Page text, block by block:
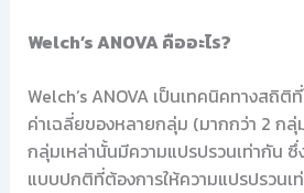
Welch’s ANOVA คืออะไร?
Welch’s ANOVA เป็นเทคนิคทางสถิติ
ค่าเฉลี่ยของหลายกลุ่ม (มากกว่า 2 กลุ่
กลุ่มเหล่านั้นมีความแปรปรวนเท่ากัน ซึ่
แบบปกติที่ต้องการให้ความแปรปรวนเ